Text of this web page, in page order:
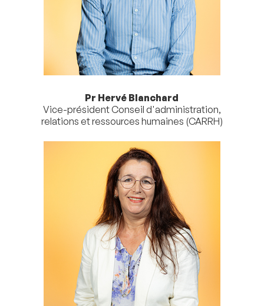
Pr Hervé Blanchard
Vice-président Conseil d'administration,
relations et ressources humaines (CARRH)